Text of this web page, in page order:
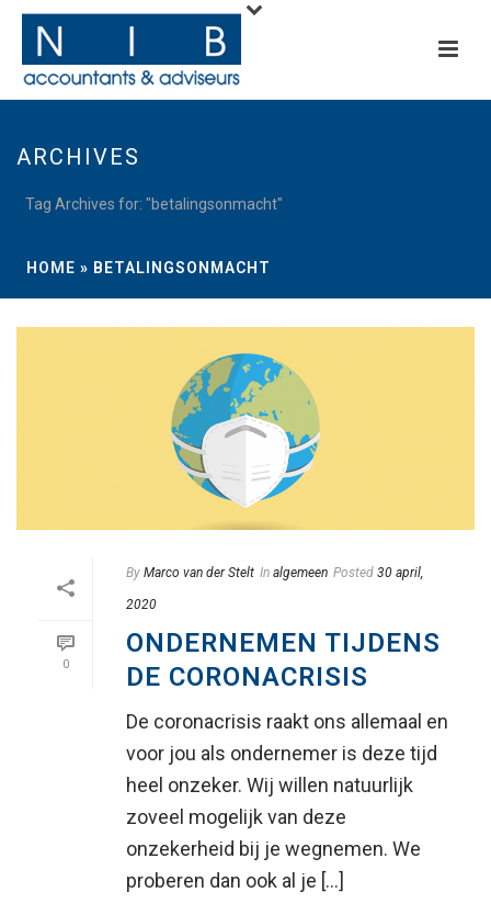
ARCHIVES
Tag Archives for: "betalingsonmacht"
HOME » BETALINGSONMACHT
0
By Marco van der Stelt In algemeen Posted 30 april,
2020
ONDERNEMEN TIJDENS
DE CORONACRISIS
De coronacrisis raakt ons allemaal en
voor jou als ondernemer is deze tijd
heel onzeker. Wij willen natuurlijk
zoveel mogelijk van deze
onzekerheid bij je wegnemen. We
proberen dan ook al je [...]